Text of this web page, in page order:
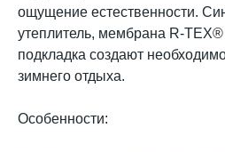
ощущение естественности.
утеплитель, мембрана R-
подкладка создают
зимнего отдыха.
Особенности: